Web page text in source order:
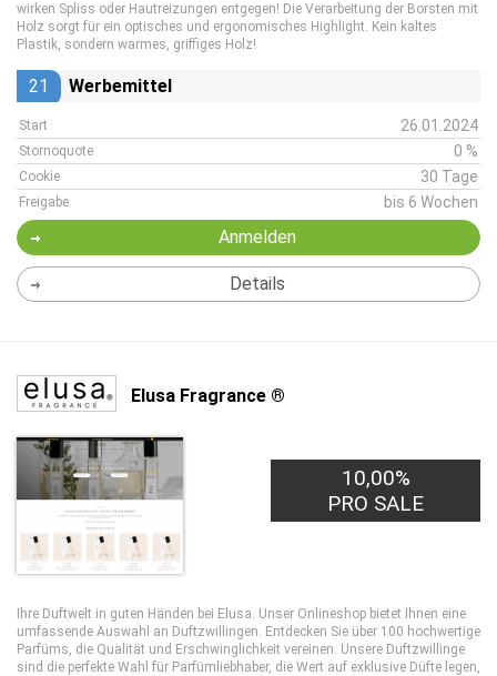
wirken Spliss oder Hautreizungen entgegen! Die Verarbeitung der Borsten mit
Holz sorgt für ein optisches und ergonomisches Highlight. Kein kaltes
Plastik, sondern warmes, griffiges Holz!
21 Werbemittel
Start 26.01.2024
Stornoquote 0 %
Cookie 30 Tage
Freigabe bis 6 Wochen
Anmelden
Details
Elusa Fragrance ®
10,00%
PRO SALE
Ihre Duftwelt in guten Händen bei Elusa. Unser Onlineshop bietet Ihnen eine
umfassende Auswahl an Duftzwillingen. Entdecken Sie über 100 hochwertige
Parfüms, die Qualität und Erschwinglichkeit vereinen. Unsere Duftzwillinge
sind die perfekte Wahl für Parfümliebhaber, die Wert auf exklusive Düfte legen,